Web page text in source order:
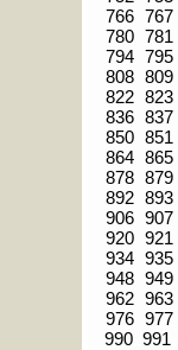
766 767
780 781
794 795
808 809
822 823
836 837
850 851
864 865
878 879
892 893
906 907
920 921
934 935
948 949
962 963
976 977
990 991